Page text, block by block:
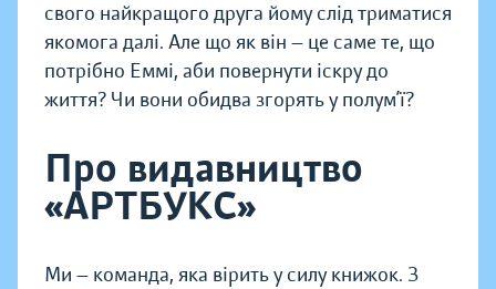
свого найкращого друга йому слід триматися
якомога далі. Але що як він — це саме те, що
потрібно Еммі, аби повернути іскру до
життя? Чи вони обидва згорять у полум’ї?
Про видавництво
«АРТБУКС»
Ми — команда, яка вірить у силу книжок. З